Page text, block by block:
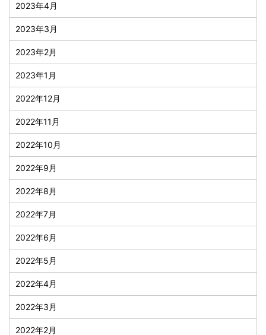
2023年4月
2023年3月
2023年2月
2023年1月
2022年12月
2022年11月
2022年10月
2022年9月
2022年8月
2022年7月
2022年6月
2022年5月
2022年4月
2022年3月
2022年2月